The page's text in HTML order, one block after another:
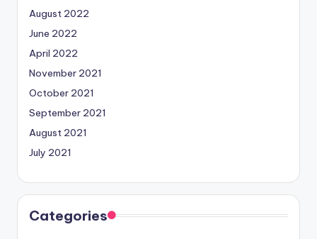
August 2022
June 2022
April 2022
November 2021
October 2021
September 2021
August 2021
July 2021
Categories